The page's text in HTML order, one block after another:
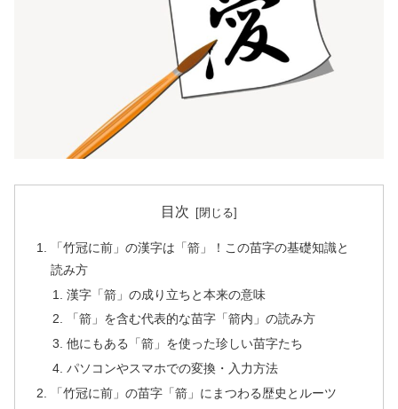
目次
「竹冠に前」の漢字は「箭」！この苗字の基礎知識と
読み方
漢字「箭」の成り立ちと本来の意味
「箭」を含む代表的な苗字「箭内」の読み方
他にもある「箭」を使った珍しい苗字たち
パソコンやスマホでの変換・入力方法
「竹冠に前」の苗字「箭」にまつわる歴史とルーツ